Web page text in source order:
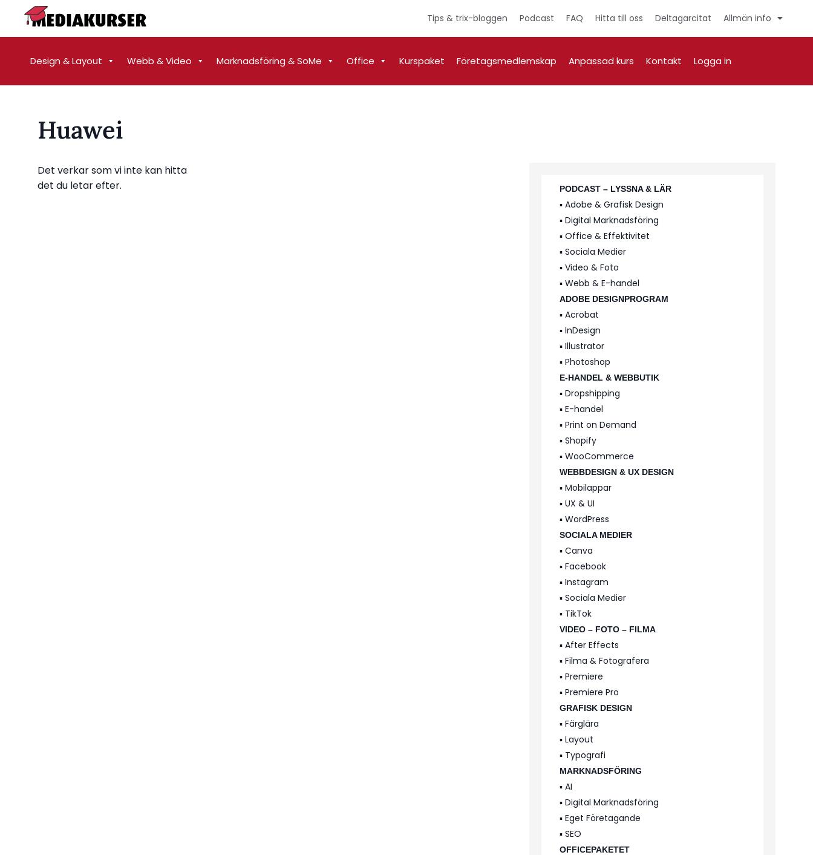
Tips & trix-bloggen Podcast FAQ Hitta till oss Deltagarcitat Allmän info
Design & Layout Webb & Video Marknadsföring & SoMe Office Kurspaket Företagsmedlemskap Anpassad kurs Kontakt Logga in
Huawei
PODCAST – LYSSNA & LÄR
▪️ Adobe & Grafisk Design
▪️ Digital Marknadsföring
▪️ Office & Effektivitet
▪️ Sociala Medier
▪️ Video & Foto
▪️ Webb & E-handel
ADOBE DESIGNPROGRAM
▪️ Acrobat
▪️ InDesign
▪️ Illustrator
▪️ Photoshop
E-HANDEL & WEBBUTIK
▪️ Dropshipping
▪️ E-handel
▪️ Print on Demand
▪️ Shopify
▪️ WooCommerce
WEBBDESIGN & UX DESIGN
▪️ Mobilappar
▪️ UX & UI
▪️ WordPress
SOCIALA MEDIER
▪️ Canva
▪️ Facebook
▪️ Instagram
▪️ Sociala Medier
▪️ TikTok
VIDEO – FOTO – FILMA
▪️ After Effects
▪️ Filma & Fotografera
▪️ Premiere
▪️ Premiere Pro
GRAFISK DESIGN
▪️ Färglära
▪️ Layout
▪️ Typografi
MARKNADSFÖRING
▪️ AI
▪️ Digital Marknadsföring
▪️ Eget Företagande
▪️ SEO
OFFICEPAKETET
Det verkar som vi inte kan hitta
det du letar efter.